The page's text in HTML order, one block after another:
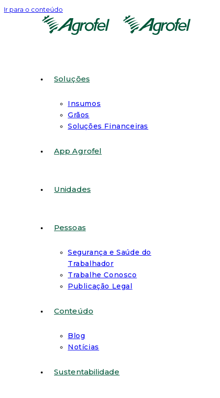
Ir para o conteúdo
Soluções
Insumos
Grãos
Soluções Financeiras
App Agrofel
Unidades
Pessoas
Segurança e Saúde do
Trabalhador
Trabalhe Conosco
Publicação Legal
Conteúdo
Blog
Notícias
Sustentabilidade